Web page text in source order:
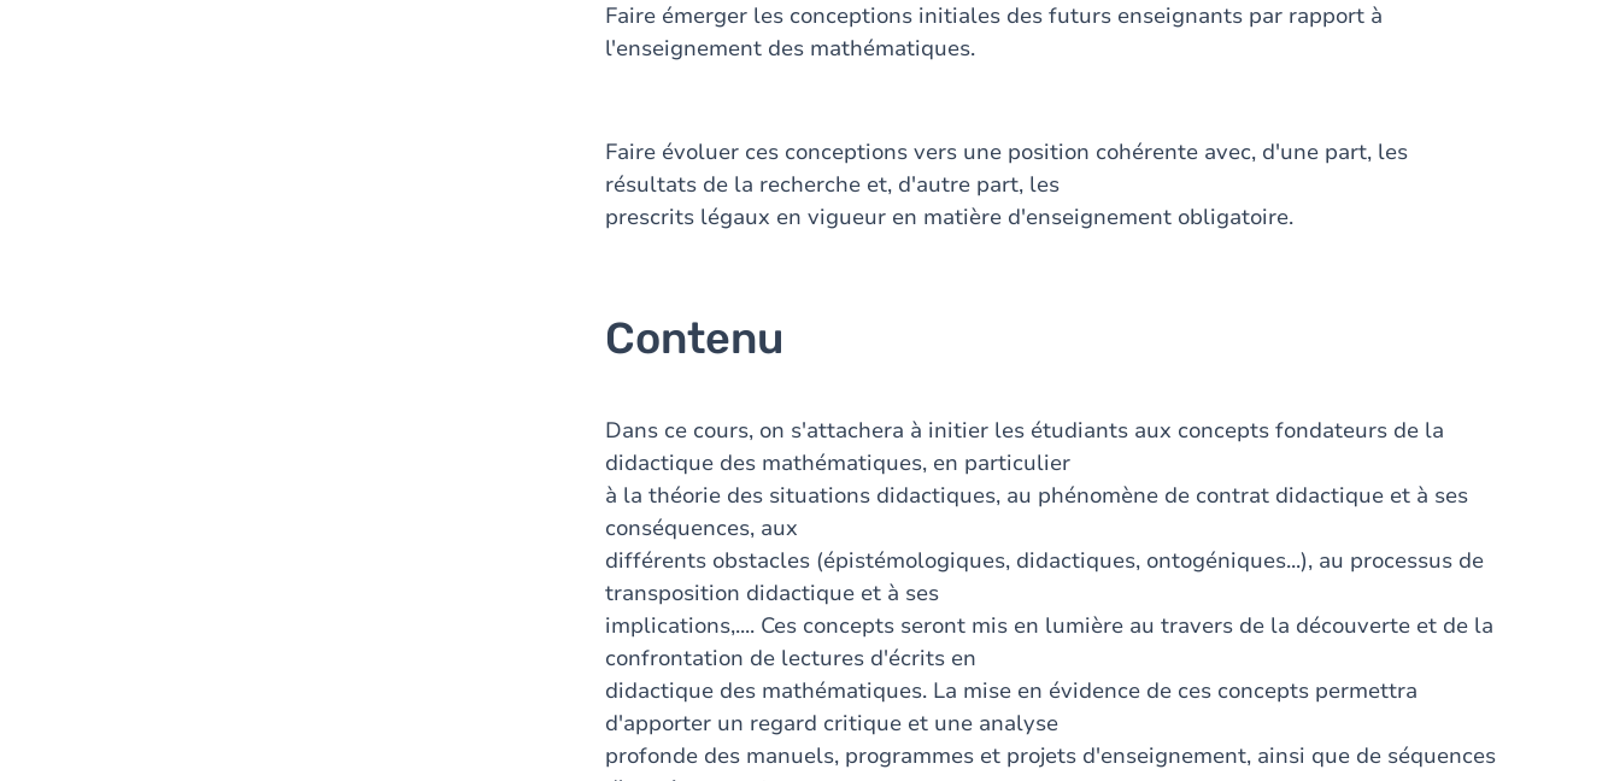
Faire émerger les conceptions initiales des futurs enseignants par rapport à
l'enseignement des mathématiques.
Faire évoluer ces conceptions vers une position cohérente avec, d'une part, les
résultats de la recherche et, d'autre part, les
prescrits légaux en vigueur en matière d'enseignement obligatoire.
Contenu
Dans ce cours, on s'attachera à initier les étudiants aux concepts fondateurs de la
didactique des mathématiques, en particulier
à la théorie des situations didactiques, au phénomène de contrat didactique et à ses
conséquences, aux
différents obstacles (épistémologiques, didactiques, ontogéniques...), au processus de
transposition didactique et à ses
implications,.... Ces concepts seront mis en lumière au travers de la découverte et de la
confrontation de lectures d'écrits en
didactique des mathématiques. La mise en évidence de ces concepts permettra
d'apporter un regard critique et une analyse
profonde des manuels, programmes et projets d'enseignement, ainsi que de séquences